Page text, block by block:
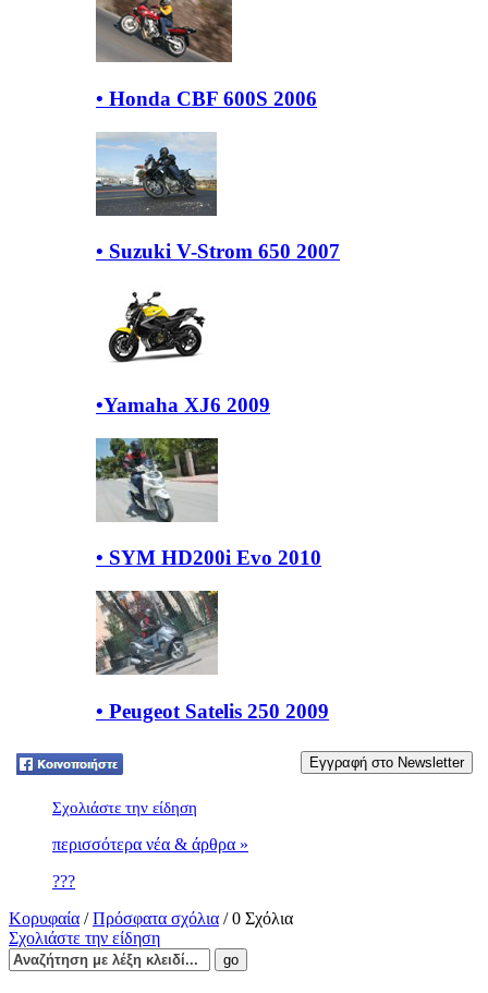
• Honda CBF 600S 2006
• Suzuki V-Strom 650 2007
•Yamaha XJ6 2009
• SYM HD200i Evo 2010
• Peugeot Satelis 250 2009
Tweet
Σχολιάστε την είδηση
περισσότερα νέα & άρθρα »
???
Κορυφαία /Πρόσφατα σχόλια / 0 Σχόλια
Σχολιάστε την είδηση